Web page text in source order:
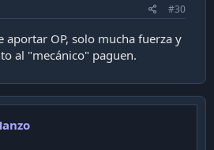
#30
aportar OP, solo mucha fuerza y
al "mecánico" paguen.